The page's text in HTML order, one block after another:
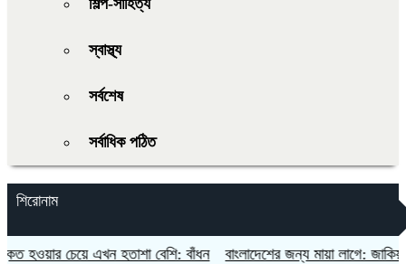
শিল্প-সাহিত্য
স্বাস্থ্য
সর্বশেষ
সর্বাধিক পঠিত
শিরোনাম
চেয়ে এখন হতাশা বেশি: বাঁধন বাংলাদেশের জন্য মায়া লাগে: জাকিয়া